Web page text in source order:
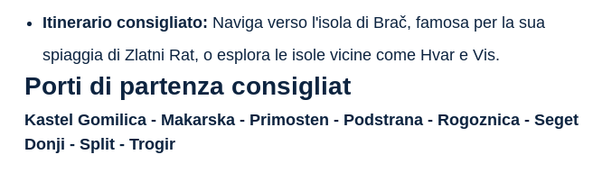
Itinerario consigliato: Naviga verso l'isola di Brač, famosa per la sua
spiaggia di Zlatni Rat, o esplora le isole vicine come Hvar e Vis.
Porti di partenza consigliat
Kastel Gomilica - Makarska - Primosten - Podstrana - Rogoznica - Seget
Donji - Split - Trogir